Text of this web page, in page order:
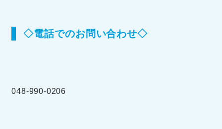
◇電話でのお問い合わせ◇
048-990-0206